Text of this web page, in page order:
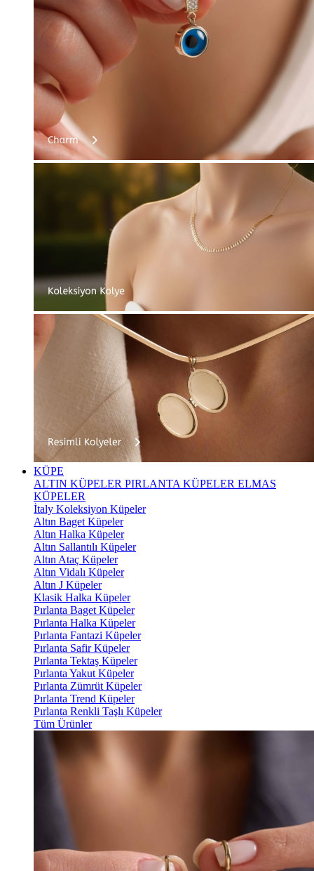
KÜPE
ALTIN KÜPELER PIRLANTA KÜPELER ELMAS
KÜPELER
İtaly Koleksiyon Küpeler
Altın Baget Küpeler
Altın Halka Küpeler
Altın Sallantılı Küpeler
Altın Ataç Küpeler
Altın Vidalı Küpeler
Altın J Küpeler
Klasik Halka Küpeler
Pırlanta Baget Küpeler
Pırlanta Halka Küpeler
Pırlanta Fantazi Küpeler
Pırlanta Safir Küpeler
Pırlanta Tektaş Küpeler
Pırlanta Yakut Küpeler
Pırlanta Zümrüt Küpeler
Pırlanta Trend Küpeler
Pırlanta Renkli Taşlı Küpeler
Tüm Ürünler